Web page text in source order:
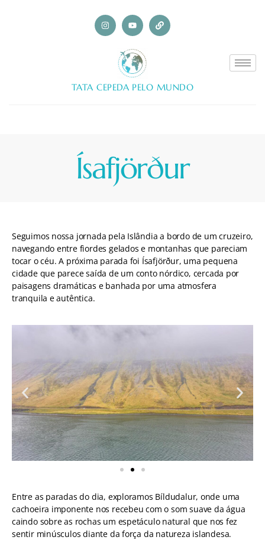
TATA CEPEDA PELO MUNDO
Ísafjörður
Seguimos nossa jornada pela Islândia a bordo de um cruzeiro,
navegando entre fiordes gelados e montanhas que pareciam
tocar o céu. A próxima parada foi Ísafjörður, uma pequena
cidade que parece saída de um conto nórdico, cercada por
paisagens dramáticas e banhada por uma atmosfera
tranquila e autêntica.
Entre as paradas do dia, exploramos Bíldudalur, onde uma
cachoeira imponente nos recebeu com o som suave da água
caindo sobre as rochas um espetáculo natural que nos fez
sentir minúsculos diante da força da natureza islandesa.